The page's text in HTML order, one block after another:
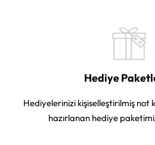
Hediye
Hediyelerinizi kişiselleştirilmiş not
hazırlanan hediye